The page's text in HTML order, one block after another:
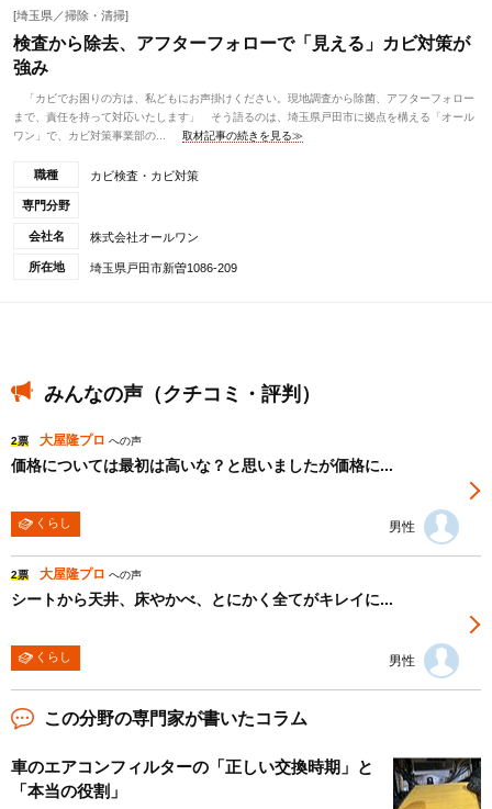
[埼玉県／掃除・清掃]
検査から除去、アフターフォローで「見える」カビ対策が
強み
「カビでお困りの方は、私どもにお声掛けください。現地調査から除菌、アフターフォロー
まで、責任を持って対応いたします」 そう語るのは、埼玉県戸田市に拠点を構える「オール
ワン」で、カビ対策事業部の...
取材記事の続きを見る≫
職種 カビ検査・カビ対策
専門分野
会社名 株式会社オールワン
所在地 埼玉県戸田市新曽1086-209
みんなの声（クチコミ・評判）
2票 大屋隆プロ への声
価格については最初は高いな？と思いましたが価格に...
くらし 男性
2票 大屋隆プロ への声
シートから天井、床やかべ、とにかく全てがキレイに...
くらし 男性
この分野の専門家が書いたコラム
車のエアコンフィルターの「正しい交換時期」と
「本当の役割」